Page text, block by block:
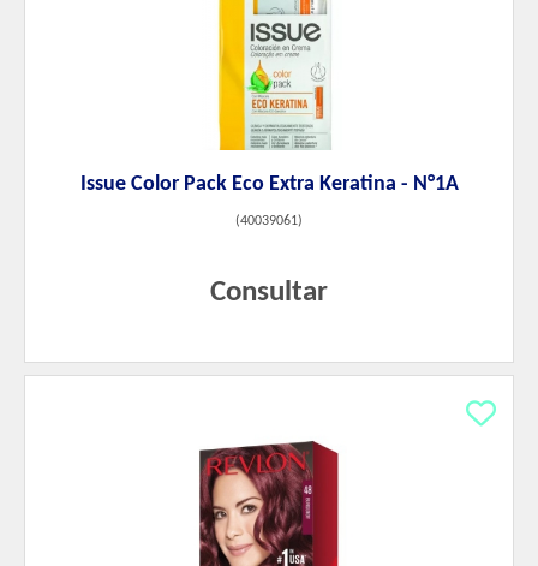
Issue Color Pack Eco Extra Keratina - N°1A
(40039061)
Consultar